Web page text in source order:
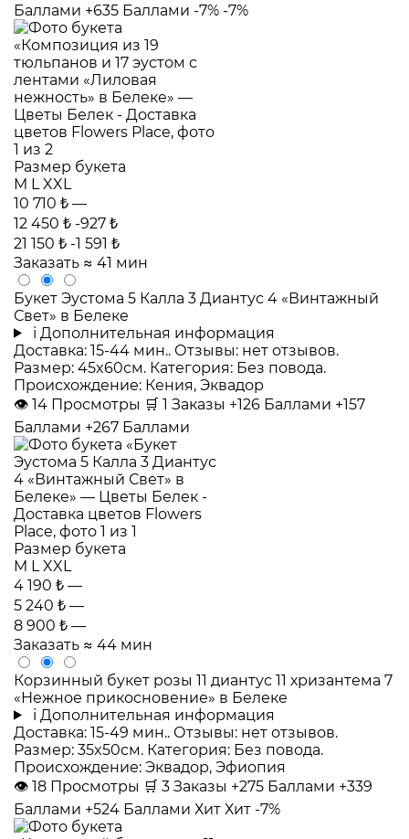
Баллами +635 Баллами -7% -7%
Размер букета
M L XXL
10 710 ₺ —
12 450 ₺ -927 ₺
21 150 ₺ -1 591 ₺
Заказать ≈ 41 мин
Букет Эустома 5 Калла 3 Диантус 4 «Винтажный
Свет» в Белеке
i Дополнительная информация
Доставка: 15-44 мин.. Отзывы: нет отзывов.
Размер: 45x60см. Категория: Без повода.
Происхождение: Кения, Эквадор
👁 14 Просмотры 🛒 1 Заказы +126 Баллами +157
Баллами +267 Баллами
Размер букета
M L XXL
4 190 ₺ —
5 240 ₺ —
8 900 ₺ —
Заказать ≈ 44 мин
Корзинный букет розы 11 диантус 11 хризантема 7
«Нежное прикосновение» в Белеке
i Дополнительная информация
Доставка: 15-49 мин.. Отзывы: нет отзывов.
Размер: 35x50см. Категория: Без повода.
Происхождение: Эквадор, Эфиопия
👁 18 Просмотры 🛒 3 Заказы +275 Баллами +339
Баллами +524 Баллами Хит Хит -7%